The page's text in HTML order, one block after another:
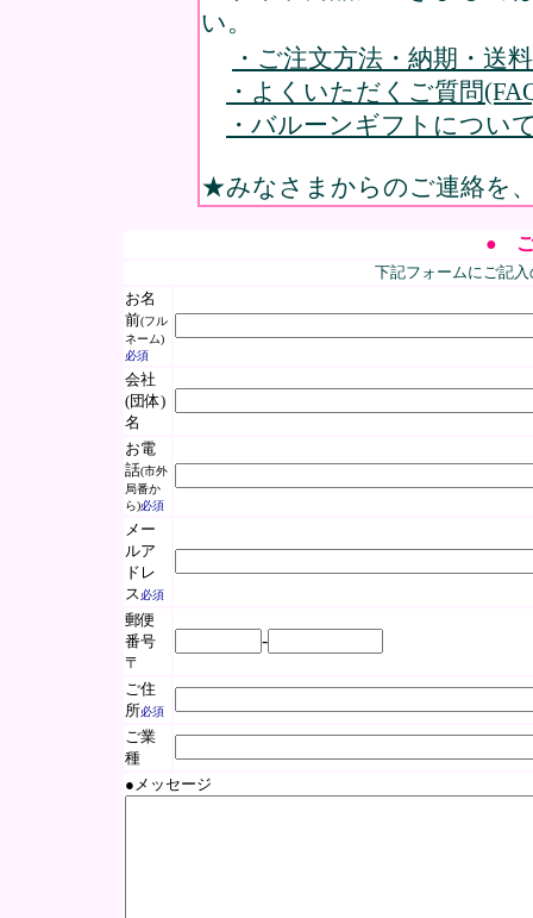
い。
・ご注文方法・納期・送
・よくいただくご質問
・バルーンギフトについ
★みなさまからのご連絡を
● ご
下記フォームにご記
お名
前(フル
ネーム)
必須
会社
(団体)
名
お電
話(市外
局番か
ら)必須
メー
ルア
ドレ
ス必須
郵便
番号
〒
-
ご住
所必須
ご業
種
●メッセージ